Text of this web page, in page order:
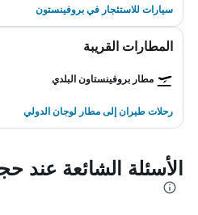
سيارات للاستئجار في بروفينستون
المطارات القريبة
مطار بروفينستاون البلدي
رحلات طيران إلى مطار لوجان الدولي
الأسئلة الشائعة عند